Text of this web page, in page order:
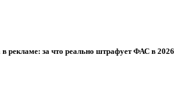
рекламе: за что реально штрафует ФАС в 2026